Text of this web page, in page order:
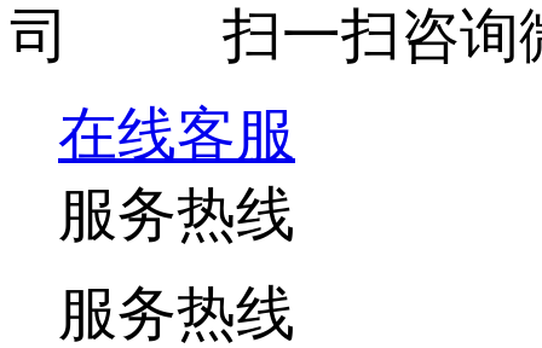
扫一扫咨询
在线客服
服务热线
服务热线